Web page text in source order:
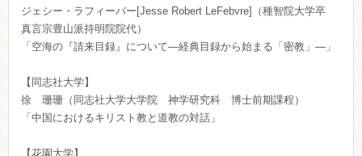
ジェシー・ラフィーバー[Jesse Robert LeFebvre]（種智院大学卒
真言宗豊山派持明院院代）
「空海の『請来目録』について―経典目録から始まる「密教」―」
【同志社大学】
徐 珊珊（同志社大学大学院 神学研究科 博士前期課程）
「中国におけるキリスト教と道教の対話」
【花園大学】